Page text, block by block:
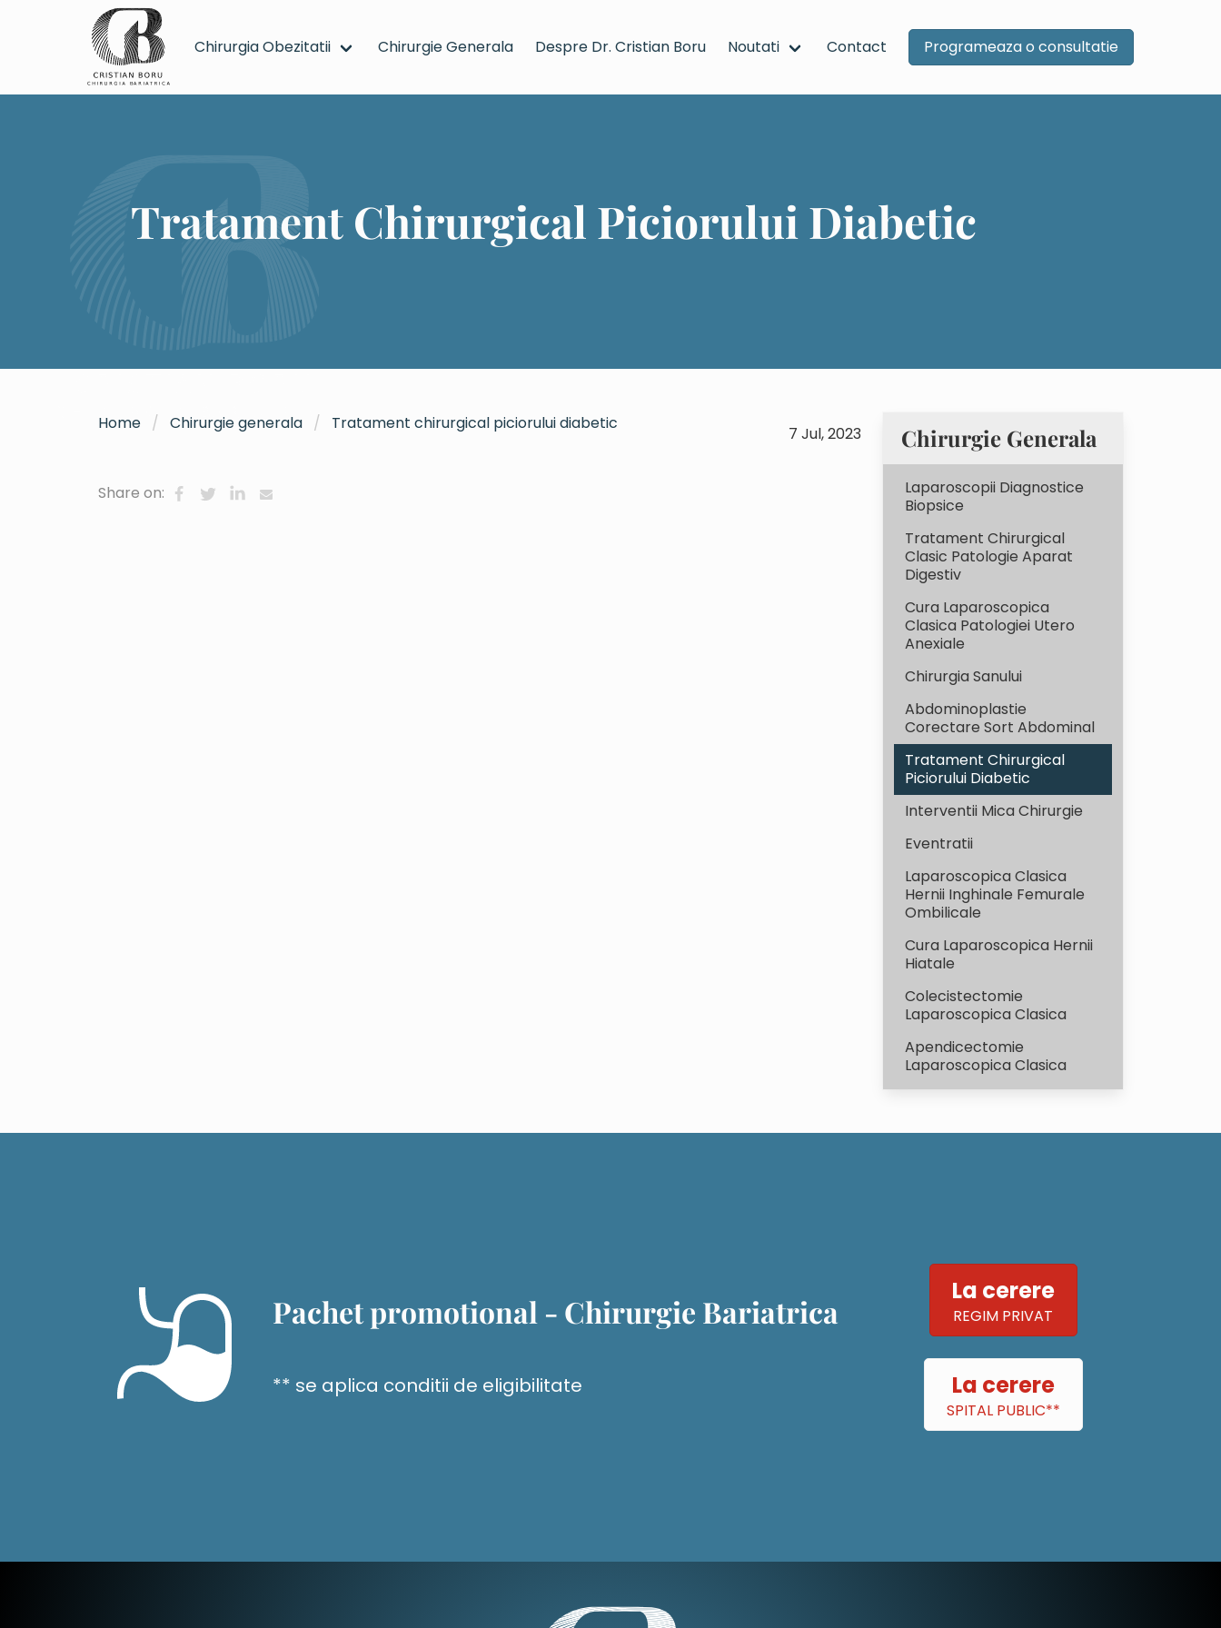
Tratament Chirurgical Piciorului Diabetic - mergi la pagina principala
Chirurgia Obezitatii Chirurgie Generala Despre Dr. Cristian Boru Noutati Contact Programeaza o consultatie
Tratament Chirurgical Piciorului Diabetic
Home Chirurgie generala Tratament chirurgical piciorului diabetic
7 Jul, 2023
Share on:
Chirurgie Generala
Laparoscopii Diagnostice
Biopsice
Tratament Chirurgical
Clasic Patologie Aparat
Digestiv
Cura Laparoscopica
Clasica Patologiei Utero
Anexiale
Chirurgia Sanului
Abdominoplastie
Corectare Sort Abdominal
Tratament Chirurgical
Piciorului Diabetic
Interventii Mica Chirurgie
Eventratii
Laparoscopica Clasica
Hernii Inghinale Femurale
Ombilicale
Cura Laparoscopica Hernii
Hiatale
Colecistectomie
Laparoscopica Clasica
Apendicectomie
Laparoscopica Clasica
Pachet promotional - Chirurgie Bariatrica
** se aplica conditii de eligibilitate
La cerere
REGIM PRIVAT
La cerere
SPITAL PUBLIC**